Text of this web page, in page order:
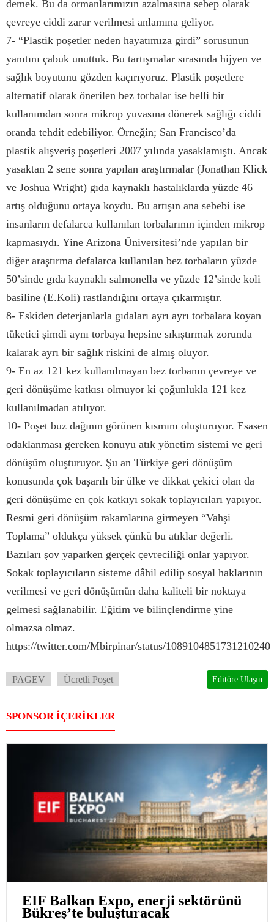
demek. Bu da ormanlarımızın azalmasına sebep olarak
çevreye ciddi zarar verilmesi anlamına geliyor.
7- “Plastik poşetler neden hayatımıza girdi” sorusunun
yanıtını çabuk unuttuk. Bu tartışmalar sırasında hijyen ve
sağlık boyutunu gözden kaçırıyoruz. Plastik poşetlere
alternatif olarak önerilen bez torbalar ise belli bir
kullanımdan sonra mikrop yuvasına dönerek sağlığı ciddi
oranda tehdit edebiliyor. Örneğin; San Francisco’da
plastik alışveriş poşetleri 2007 yılında yasaklamıştı. Ancak
yasaktan 2 sene sonra yapılan araştırmalar (Jonathan Klick
ve Joshua Wright) gıda kaynaklı hastalıklarda yüzde 46
artış olduğunu ortaya koydu. Bu artışın ana sebebi ise
insanların defalarca kullanılan torbalarının içinden mikrop
kapmasıydı. Yine Arizona Üniversitesi’nde yapılan bir
diğer araştırma defalarca kullanılan bez torbaların yüzde
50’sinde gıda kaynaklı salmonella ve yüzde 12’sinde koli
basiline (E.Koli) rastlandığını ortaya çıkarmıştır.
8- Eskiden deterjanlarla gıdaları ayrı ayrı torbalara koyan
tüketici şimdi aynı torbaya hepsine sıkıştırmak zorunda
kalarak ayrı bir sağlık riskini de almış oluyor.
9- En az 121 kez kullanılmayan bez torbanın çevreye ve
geri dönüşüme katkısı olmuyor ki çoğunlukla 121 kez
kullanılmadan atılıyor.
10- Poşet buz dağının görünen kısmını oluşturuyor. Esasen
odaklanması gereken konuyu atık yönetim sistemi ve geri
dönüşüm oluşturuyor. Şu an Türkiye geri dönüşüm
konusunda çok başarılı bir ülke ve dikkat çekici olan da
geri dönüşüme en çok katkıyı sokak toplayıcıları yapıyor.
Resmi geri dönüşüm rakamlarına girmeyen “Vahşi
Toplama” oldukça yüksek çünkü bu atıklar değerli.
Bazıları şov yaparken gerçek çevreciliği onlar yapıyor.
Sokak toplayıcıların sisteme dâhil edilip sosyal haklarının
verilmesi ve geri dönüşümün daha kaliteli bir noktaya
gelmesi sağlanabilir. Eğitim ve bilinçlendirme yine
olmazsa olmaz.
https://twitter.com/Mbirpinar/status/1089104851731210240
PAGEV Ücretli Poşet Editöre Ulaşın
SPONSOR İÇERİKLER
EIF Balkan Expo, enerji sektörünü
Bükreş’te buluşturacak